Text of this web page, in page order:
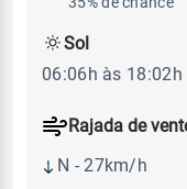
Rajada de
N - 27km/h
Sol
06:06h às 18:02h